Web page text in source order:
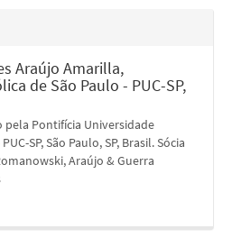
Araújo Amarilla,
de São Paulo - PUC-SP,
Pontifícia Universidade
SP, São Paulo, SP, Brasil. Sócia
Araújo & Guerra